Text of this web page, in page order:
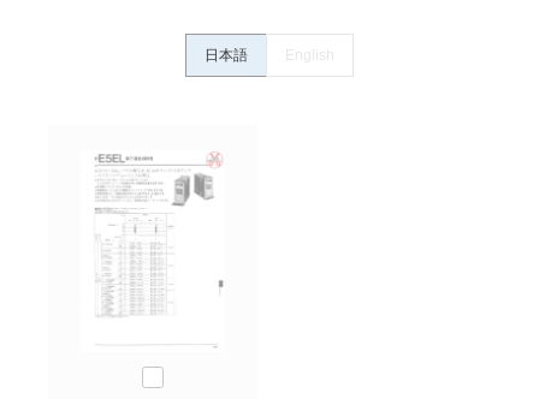
ン事例は参考用ですので、ご採用に際しては機器・装
置の機能や安全性をご確認のうえご使用ください。・
ている可能性がありますがご容赦ください。
記載されているサービス内容や連絡先等は作成当時の
ものであり、変更・改定させていただいている可能性
があります。改めて当サイトの掲載内容をご確認のう
え、ご用命下さいますようお願いいたします。
日本語 English
このカタログを選択